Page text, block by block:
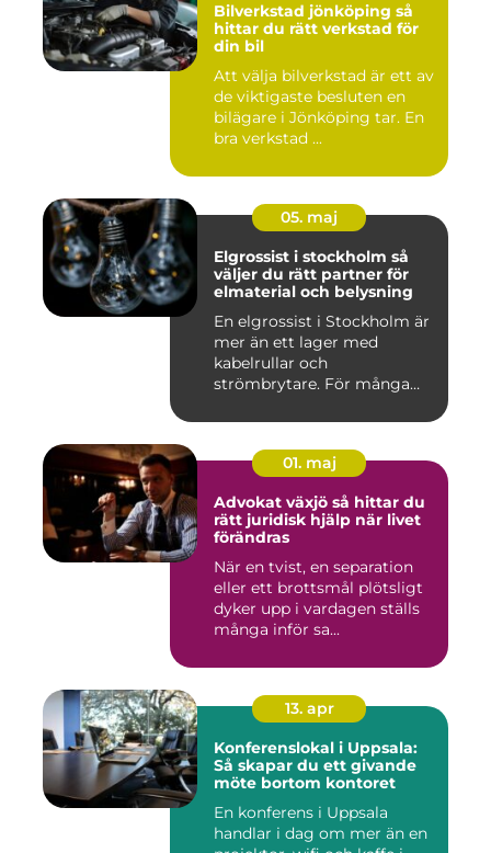
Bilverkstad jönköping så
hittar du rätt verkstad för
din bil
Att välja bilverkstad är ett av
de viktigaste besluten en
bilägare i Jönköping tar. En
bra verkstad ...
05. maj
Elgrossist i stockholm så
väljer du rätt partner för
elmaterial och belysning
En elgrossist i Stockholm är
mer än ett lager med
kabelrullar och
strömbrytare. För många
01. maj
Advokat växjö så hittar du
rätt juridisk hjälp när livet
förändras
När en tvist, en separation
eller ett brottsmål plötsligt
dyker upp i vardagen ställs
många inför sa...
13. apr
Konferenslokal i Uppsala:
Så skapar du ett givande
möte bortom kontoret
En konferens i Uppsala
handlar i dag om mer än en